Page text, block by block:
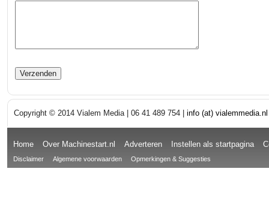
Copyright © 2014 Vialem Media | 06 41 489 754 | info (at) vialemmedia.nl
Home Over Machinestart.nl Adverteren Instellen als startpagina
Disclaimer Algemene voorwaarden Opmerkingen & Suggesties